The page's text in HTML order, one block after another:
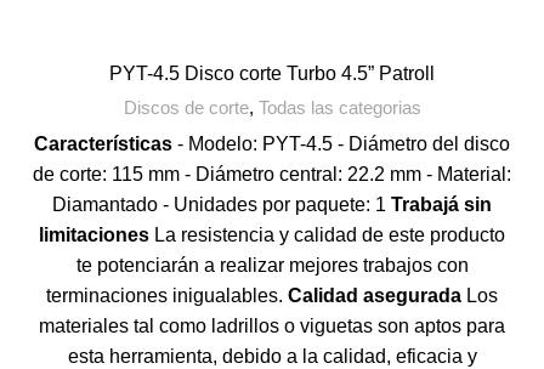
PYT-4.5 Disco corte Turbo 4.5” Patroll
Discos de corte, Todas las categorias
Características - Modelo: PYT-4.5 - Diámetro del disco
de corte: 115 mm - Diámetro central: 22.2 mm - Material:
Diamantado - Unidades por paquete: 1 Trabajá sin
limitaciones La resistencia y calidad de este producto
te potenciarán a realizar mejores trabajos con
terminaciones inigualables. Calidad asegurada Los
materiales tal como ladrillos o viguetas son aptos para
esta herramienta, debido a la calidad, eficacia y